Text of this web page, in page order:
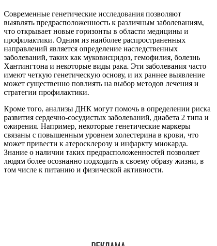
Современные генетические исследования позволяют
выявлять предрасположенность к различным заболеваниям,
что открывает новые горизонты в области медицины и
профилактики. Одним из наиболее распространенных
направлений является определение наследственных
заболеваний, таких как муковисцидоз, гемофилия, болезнь
Хантингтона и некоторые виды рака. Эти заболевания часто
имеют четкую генетическую основу, и их раннее выявление
может существенно повлиять на выбор методов лечения и
стратегии профилактики.
Кроме того, анализы ДНК могут помочь в определении риска
развития сердечно-сосудистых заболеваний, диабета 2 типа и
ожирения. Например, некоторые генетические маркеры
связаны с повышенным уровнем холестерина в крови, что
может привести к атеросклерозу и инфаркту миокарда.
Знание о наличии таких предрасположенностей позволяет
людям более осознанно подходить к своему образу жизни, в
том числе к питанию и физической активности.